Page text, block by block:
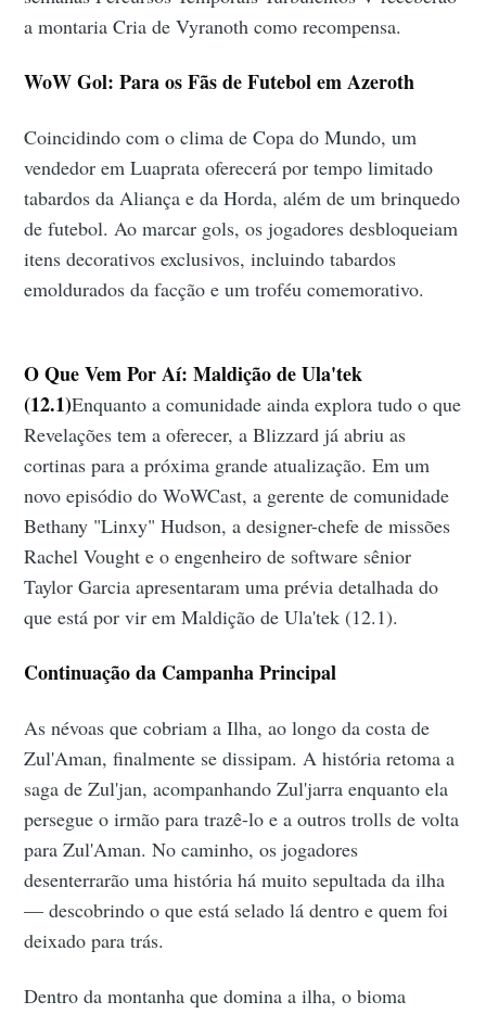
a montaria Cria de Vyranoth como recompensa.
WoW Gol: Para os Fãs de Futebol em Azeroth
Coincidindo com o clima de Copa do Mundo, um
vendedor em Luaprata oferecerá por tempo limitado
tabardos da Aliança e da Horda, além de um brinquedo
de futebol. Ao marcar gols, os jogadores desbloqueiam
itens decorativos exclusivos, incluindo tabardos
emoldurados da facção e um troféu comemorativo.
O Que Vem Por Aí: Maldição de Ula'tek
(12.1)Enquanto a comunidade ainda explora tudo o que
Revelações tem a oferecer, a Blizzard já abriu as
cortinas para a próxima grande atualização. Em um
novo episódio do WoWCast, a gerente de comunidade
Bethany "Linxy" Hudson, a designer-chefe de missões
Rachel Vought e o engenheiro de software sênior
Taylor Garcia apresentaram uma prévia detalhada do
que está por vir em Maldição de Ula'tek (12.1).
Continuação da Campanha Principal
As névoas que cobriam a Ilha, ao longo da costa de
Zul'Aman, finalmente se dissipam. A história retoma a
saga de Zul'jan, acompanhando Zul'jarra enquanto ela
persegue o irmão para trazê-lo e a outros trolls de volta
para Zul'Aman. No caminho, os jogadores
desenterrarão uma história há muito sepultada da ilha
— descobrindo o que está selado lá dentro e quem foi
deixado para trás.
Dentro da montanha que domina a ilha, o bioma